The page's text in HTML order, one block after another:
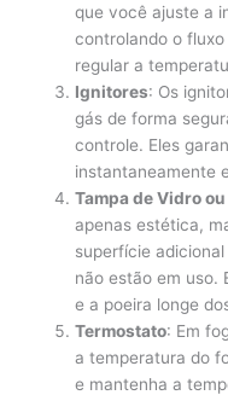
que você ajuste a
controlando o
regular a
Ignitores: Os
gás de forma
controle. Eles
instantaneamente
Tampa de Vidro
apenas estética,
superfície
não estão em uso.
e a poeira longe
Termostato: Em
a temperatura do
e mantenha a